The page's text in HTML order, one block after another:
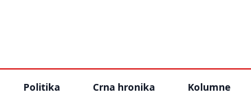
Politika Crna hronika Kolumne